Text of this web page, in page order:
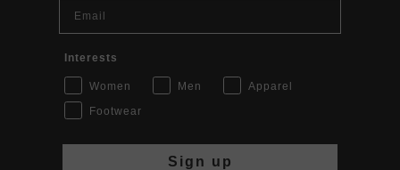
Interests
Women Men
Apparel
Footwear
Sign up